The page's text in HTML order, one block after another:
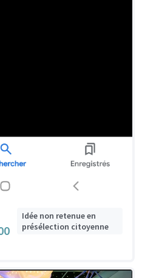
Idée non retenue en
présélection citoyenne